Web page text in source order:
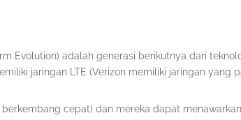
Evolution) adalah generasi berikutnya dari
jaringan LTE (Verizon memiliki jaringan yang
berkembang cepat) dan mereka dapat